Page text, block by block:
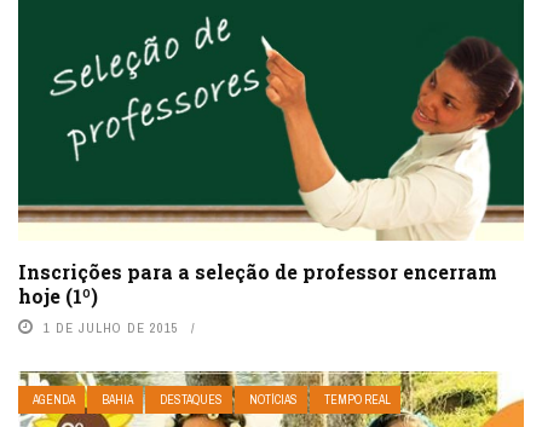
Inscrições para a seleção de professor encerram
hoje (1º)
1 DE JULHO DE 2015
AGENDA BAHIA DESTAQUES NOTÍCIAS TEMPO REAL